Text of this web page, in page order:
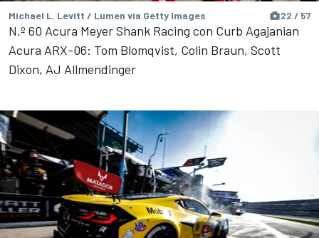
Michael L. Levitt / Lumen via Getty Images 22 / 57
N.º 60 Acura Meyer Shank Racing con Curb Agajanian
Acura ARX-06: Tom Blomqvist, Colin Braun, Scott
Dixon, AJ Allmendinger